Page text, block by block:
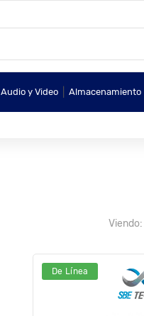
Audio y Video Almacenamiento
Viendo:
De Línea